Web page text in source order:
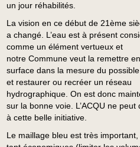
un jour réhabilités.
La vision en ce début de 21ème
a changé. L’eau est à présent
comme un élément vertueux et
notre Commune veut la remettre en
surface dans la mesure du possible
et restaurer ou recréer un réseau
hydrographique. On est donc
sur la bonne voie. L’ACQU ne peut
à cette belle initiative.
Le maillage bleu est très